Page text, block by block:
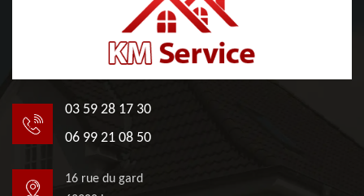
03 59 28 17 30
06 99 21 08 50
16 rue du gard